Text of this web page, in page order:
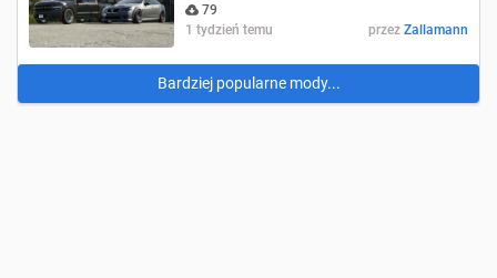
79
1 tydzień temu
przez Zallamann
Bardziej popularne mody...